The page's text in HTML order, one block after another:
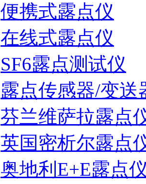
便携式露点仪
在线式露点仪
SF6露点测试仪
露点传感器/变送
芬兰维萨拉露点
英国密析尔露点
奥地利E+E露点